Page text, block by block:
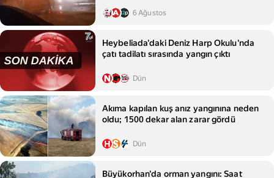
6 Ağustos
Heybeliada'daki Deniz Harp Okulu'nda
çatı tadilatı sırasında yangın çıktı
Dün
Akıma kapılan kuş anız yangınına neden
oldu; 1500 dekar alan zarar gördü
Dün
Büyükorhan'da orman yangını: Saat